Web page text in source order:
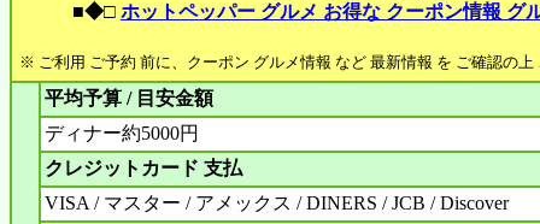
■◆□ ホットペッパー グルメ お得な クーポン情報 グ
※ ご利用 ご予約 前に、クーポン グルメ情報 など 最新情報 を ご確認の上
平均予算 / 目安金額
ディナー約5000円
クレジットカード 支払
VISA / マスター / アメックス / DINERS / JCB / Discover